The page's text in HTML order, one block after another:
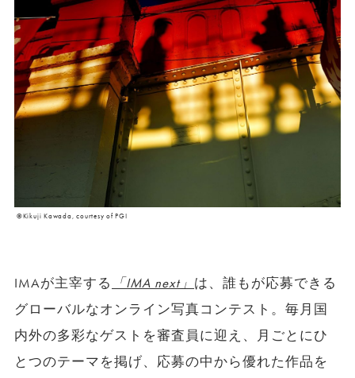
©Kikuji Kawada, courtesy of PGI
IMAが主宰する 「IMA next」 は、誰もが応募できる
グローバルなオンライン写真コンテスト。毎月国
内外の多彩なゲストを審査員に迎え、月ごとにひ
とつのテーマを掲げ、応募の中から優れた作品を